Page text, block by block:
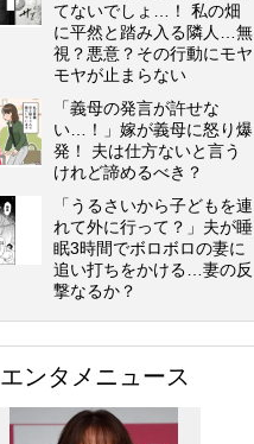
てないでしょ…！ 私の畑
に平然と踏み入る隣人…無
視？悪意？その行動にモヤ
モヤが止まらない
「義母の発言が許せな
い…！」嫁が義母に怒り爆
発！ 夫は仕方ないと言う
けれど諦めるべき？
「うるさいから子どもを連
れて外に行って？」夫が睡
眠3時間でボロボロの妻に
追い打ちをかける…妻の反
撃なるか？
エンタメニュース